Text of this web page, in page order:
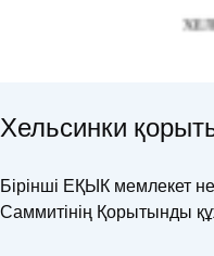
Хельсинки
Бірінші ЕҚЫК мемлекет
Саммитінің Қорытынды